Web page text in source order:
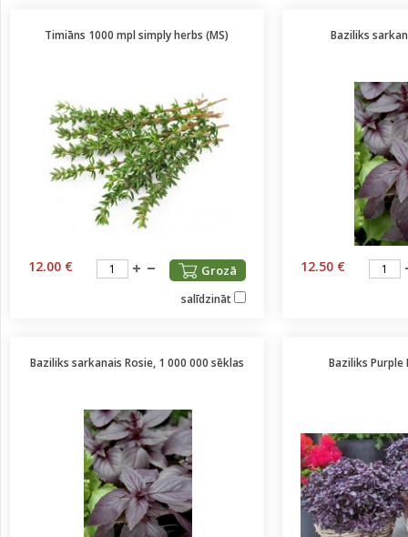
Timiāns 1000 mpl simply herbs (MS)
12.00 € Grozā
salīdzināt
Baziliks
12.50 €
Baziliks sarkanais Rosie, 1 000 000 sēklas Baziliks Purple